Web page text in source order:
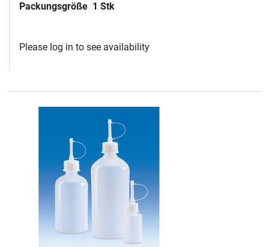
Packungsgröße 1 Stk
Please log in to see availability